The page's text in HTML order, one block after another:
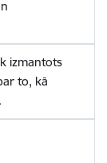
izmantots
to, kā